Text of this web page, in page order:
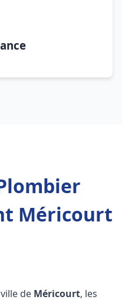
Méricourt
de Méricourt, les